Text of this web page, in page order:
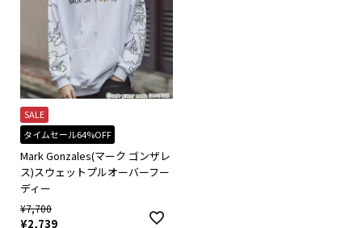
SALE
タイムセール64%OFF
Mark Gonzales(マーク ゴンザレ
ス)スウェットプルオーバーフー
ディー
¥7,700
¥2,739